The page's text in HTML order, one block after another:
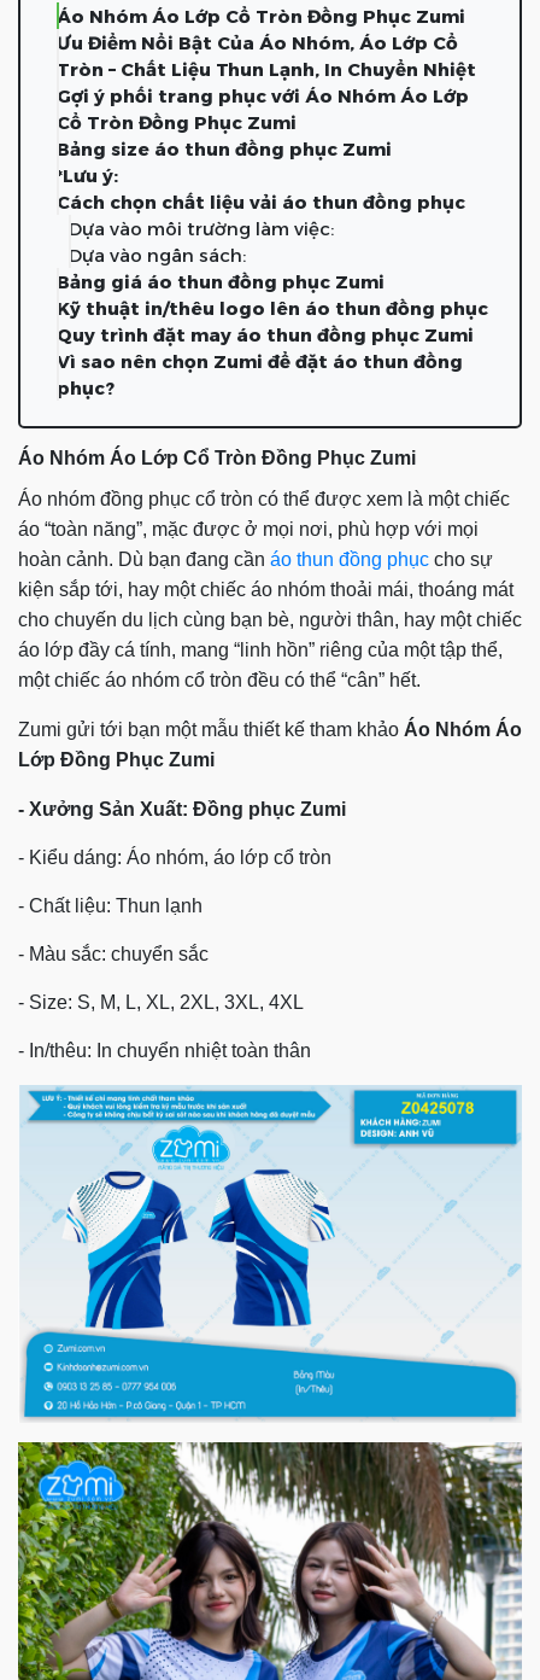
Áo Nhóm Áo Lớp Cổ Tròn Đồng Phục Zumi
Ưu Điểm Nổi Bật Của Áo Nhóm, Áo Lớp Cổ
Tròn – Chất Liệu Thun Lạnh, In Chuyển Nhiệt
Gợi ý phối trang phục với Áo Nhóm Áo Lớp
Cổ Tròn Đồng Phục Zumi
Bảng size áo thun đồng phục Zumi
*Lưu ý:
Cách chọn chất liệu vải áo thun đồng phục
Dựa vào môi trường làm việc:
Dựa vào ngân sách:
Bảng giá áo thun đồng phục Zumi
Kỹ thuật in/thêu logo lên áo thun đồng phục
Quy trình đặt may áo thun đồng phục Zumi
Vì sao nên chọn Zumi để đặt áo thun đồng
phục?
Áo Nhóm Áo Lớp Cổ Tròn Đồng Phục Zumi
Áo nhóm đồng phục cổ tròn có thể được xem là một chiếc
áo “toàn năng”, mặc được ở mọi nơi, phù hợp với mọi
hoàn cảnh. Dù bạn đang cần áo thun đồng phục cho sự
kiện sắp tới, hay một chiếc áo nhóm thoải mái, thoáng mát
cho chuyến du lịch cùng bạn bè, người thân, hay một chiếc
áo lớp đầy cá tính, mang “linh hồn” riêng của một tập thể,
một chiếc áo nhóm cổ tròn đều có thể “cân” hết.
Zumi gửi tới bạn một mẫu thiết kế tham khảo Áo Nhóm Áo
Lớp Đồng Phục Zumi
- Xưởng Sản Xuất: Đồng phục Zumi
- Kiểu dáng: Áo nhóm, áo lớp cổ tròn
- Chất liệu: Thun lạnh
- Màu sắc: chuyển sắc
- Size: S, M, L, XL, 2XL, 3XL, 4XL
- In/thêu: In chuyển nhiệt toàn thân